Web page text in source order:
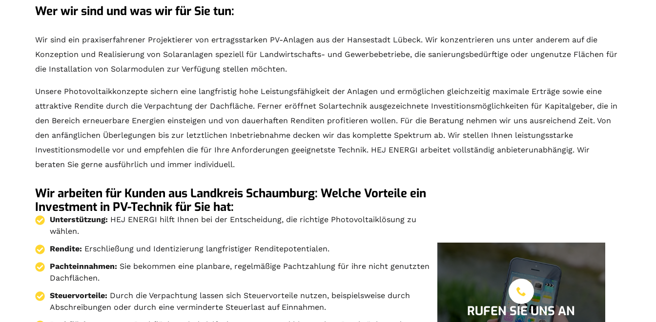
Wer wir sind und was wir für Sie tun:
Wir sind ein praxiserfahrener Projektierer von ertragsstarken PV-Anlagen aus der Hansestadt Lübeck. Wir konzentrieren uns unter anderem auf die
Konzeption und Realisierung von Solaranlagen speziell für Landwirtschafts- und Gewerbebetriebe, die sanierungsbedürftige oder ungenutze Flächen für
die Installation von Solarmodulen zur Verfügung stellen möchten.
Unsere Photovoltaikkonzepte sichern eine langfristig hohe Leistungsfähigkeit der Anlagen und ermöglichen gleichzeitig maximale Erträge sowie eine
attraktive Rendite durch die Verpachtung der Dachfläche. Ferner eröffnet Solartechnik ausgezeichnete Investitionsmöglichkeiten für Kapitalgeber, die in
den Bereich erneuerbare Energien einsteigen und von dauerhaften Renditen profitieren wollen. Für die Beratung nehmen wir uns ausreichend Zeit. Von
den anfänglichen Überlegungen bis zur letztlichen Inbetriebnahme decken wir das komplette Spektrum ab. Wir stellen Ihnen leistungsstarke
Investitionsmodelle vor und empfehlen die für Ihre Anforderungen geeignetste Technik. HEJ ENERGI arbeitet vollständig anbieterunabhängig. Wir
beraten Sie gerne ausführlich und immer individuell.
Wir arbeiten für Kunden aus Landkreis Schaumburg: Welche Vorteile ein
Investment in PV-Technik für Sie hat:
Unterstützung: HEJ ENERGI hilft Ihnen bei der Entscheidung, die richtige Photovoltaiklösung zu
wählen.
Rendite: Erschließung und Identizierung langfristiger Renditepotentialen.
Pachteinnahmen: Sie bekommen eine planbare, regelmäßige Pachtzahlung für ihre nicht genutzten
Dachflächen.
Steuervorteile: Durch die Verpachtung lassen sich Steuervorteile nutzen, beispielsweise durch
Abschreibungen oder durch eine verminderte Steuerlast auf Einnahmen.
RUFEN SIE UNS AN